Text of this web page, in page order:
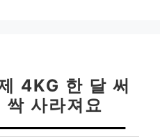
4KG 한 달 써
싹 사라져요